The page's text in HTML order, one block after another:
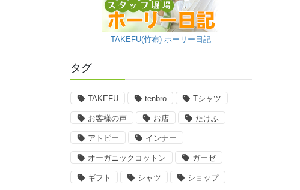
TAKEFU(竹布) ホーリー日記
タグ
TAKEFU tenbro Tシャツ
お客様の声 お店 たけふ
アトピー インナー
オーガニックコットン ガーゼ
ギフト シャツ ショップ